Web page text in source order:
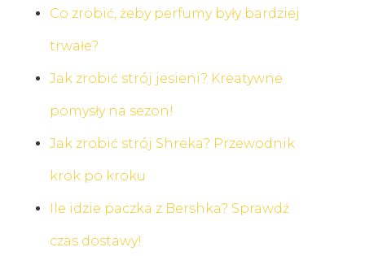
Co zrobić, żeby perfumy były bardziej
trwałe?
Jak zrobić strój jesieni? Kreatywne
pomysły na sezon!
Jak zrobić strój Shreka? Przewodnik
krok po kroku
Ile idzie paczka z Bershka? Sprawdź
czas dostawy!